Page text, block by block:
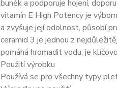
buněk a podporuje hojení,
vitamín E High Potency je
a zvyšuje její odolnost, působí
ceramid 3 je jednou z
pomáhá hromadit vodu, je
Použití výrobku
Používá se pro všechny typy